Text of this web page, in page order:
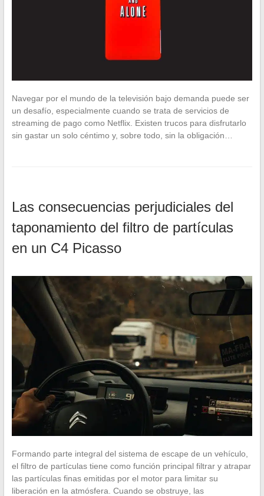
Navegar por el mundo de la televisión bajo demanda puede ser
un desafío, especialmente cuando se trata de servicios de
streaming de pago como Netflix. Existen trucos para disfrutarlo
sin gastar un solo céntimo y, sobre todo, sin la obligación…
Las consecuencias perjudiciales del
taponamiento del filtro de partículas
en un C4 Picasso
Formando parte integral del sistema de escape de un vehículo,
el filtro de partículas tiene como función principal filtrar y atrapar
las partículas finas emitidas por el motor para limitar su
liberación en la atmósfera. Cuando se obstruye, las